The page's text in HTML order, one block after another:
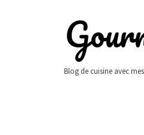
Blog de cuisine avec